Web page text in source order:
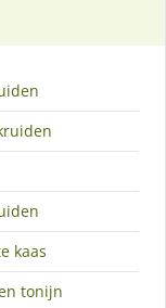
kaas
tonijn